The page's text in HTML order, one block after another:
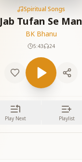
Spiritual Songs
Jab Tufan Se Man
BK Bhanu
5:43 24
Play Next Playlist